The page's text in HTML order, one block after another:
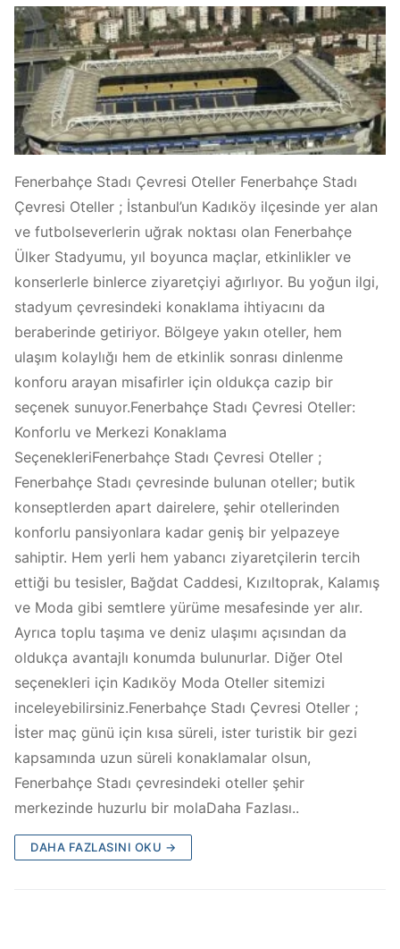
Fenerbahçe Stadı Çevresi Oteller Fenerbahçe Stadı
Çevresi Oteller ; İstanbul’un Kadıköy ilçesinde yer alan
ve futbolseverlerin uğrak noktası olan Fenerbahçe
Ülker Stadyumu, yıl boyunca maçlar, etkinlikler ve
konserlerle binlerce ziyaretçiyi ağırlıyor. Bu yoğun ilgi,
stadyum çevresindeki konaklama ihtiyacını da
beraberinde getiriyor. Bölgeye yakın oteller, hem
ulaşım kolaylığı hem de etkinlik sonrası dinlenme
konforu arayan misafirler için oldukça cazip bir
seçenek sunuyor.Fenerbahçe Stadı Çevresi Oteller:
Konforlu ve Merkezi Konaklama
SeçenekleriFenerbahçe Stadı Çevresi Oteller ;
Fenerbahçe Stadı çevresinde bulunan oteller; butik
konseptlerden apart dairelere, şehir otellerinden
konforlu pansiyonlara kadar geniş bir yelpazeye
sahiptir. Hem yerli hem yabancı ziyaretçilerin tercih
ettiği bu tesisler, Bağdat Caddesi, Kızıltoprak, Kalamış
ve Moda gibi semtlere yürüme mesafesinde yer alır.
Ayrıca toplu taşıma ve deniz ulaşımı açısından da
oldukça avantajlı konumda bulunurlar. Diğer Otel
seçenekleri için Kadıköy Moda Oteller sitemizi
inceleyebilirsiniz.Fenerbahçe Stadı Çevresi Oteller ;
İster maç günü için kısa süreli, ister turistik bir gezi
kapsamında uzun süreli konaklamalar olsun,
Fenerbahçe Stadı çevresindeki oteller şehir
merkezinde huzurlu bir molaDaha Fazlası..
DAHA FAZLASINI OKU →